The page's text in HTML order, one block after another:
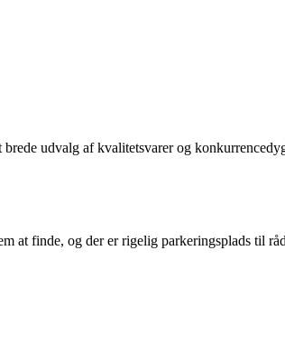
udvalg af kvalitetsvarer og
at finde, og der er rigelig parkeringsplads til